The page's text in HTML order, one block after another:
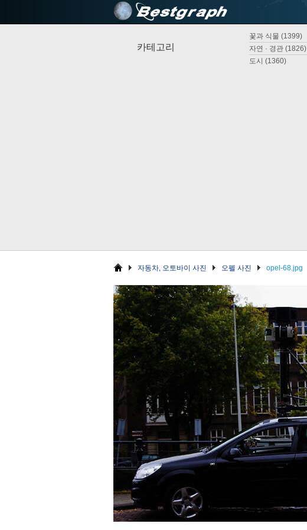
카테고리
꽃과 식물 (1399)
자연 · 경관 (1826)
도시 (1360)
자동차, 오토바이 사진 오펠 사진 opel-68.jpg